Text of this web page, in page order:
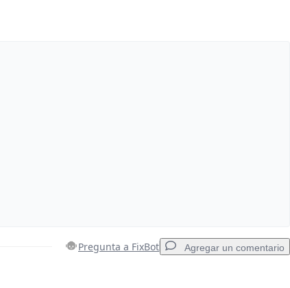
Pregunta a FixBot Agregar un comentario